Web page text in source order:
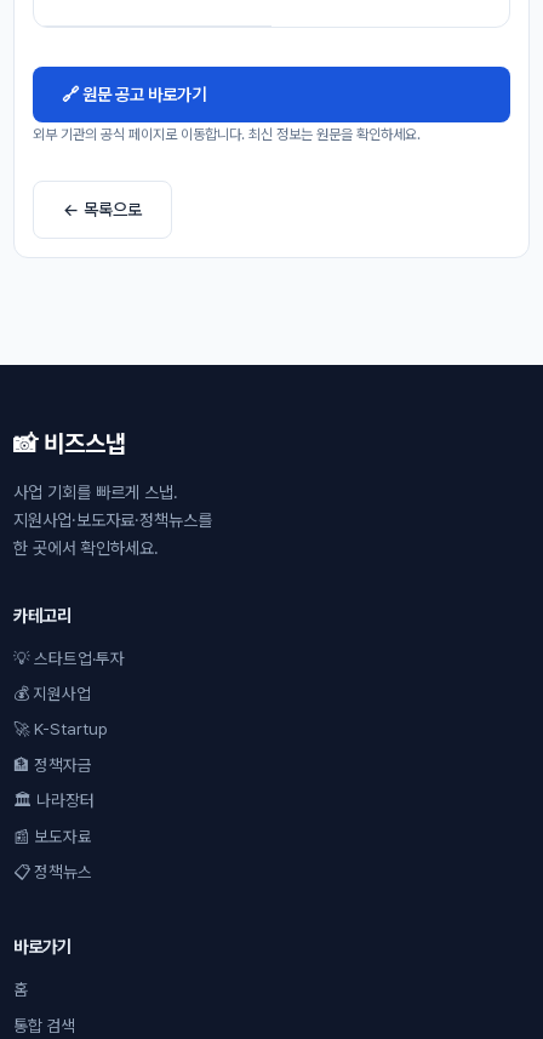
🔗 원문 공고 바로가기
외부 기관의 공식 페이지로 이동합니다. 최신 정보는 원문을 확인하세요.
← 목록으로
📸 비즈스냅
사업 기회를 빠르게 스냅.
지원사업·보도자료·정책뉴스를
한 곳에서 확인하세요.
카테고리
💡 스타트업·투자
💰 지원사업
🚀 K-Startup
🏦 정책자금
🏛 나라장터
📰 보도자료
📋 정책뉴스
바로가기
홈
통합 검색